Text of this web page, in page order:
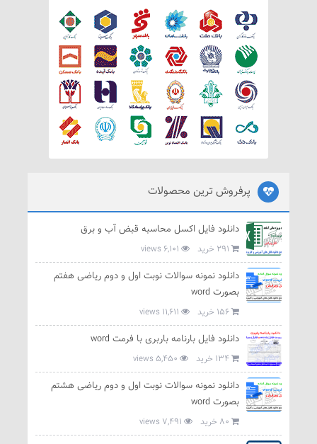
پرفروش ترین محصولات
دانلود فایل اکسل محاسبه قبض آب و برق
291 خرید
دانلود نمونه سوالات نوبت اول و دوم ریاضی هفتم
بصورت word
156 خرید
دانلود فایل بارنامه باربری با فرمت word
134 خرید
دانلود نمونه سوالات نوبت اول و دوم ریاضی هشتم
بصورت word
80 خرید